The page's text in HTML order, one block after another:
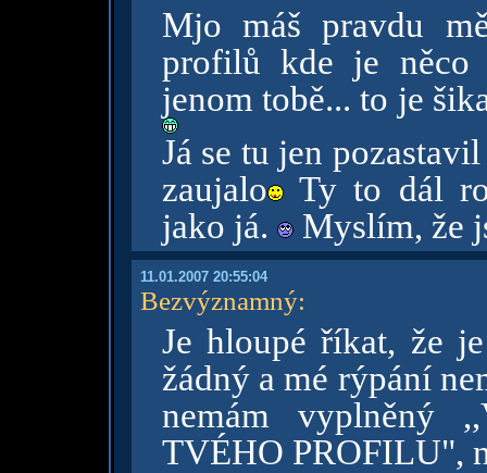
Mjo máš pravdu
profilů kde je něco
jenom tobě... to je
Já se tu jen
zaujalo Ty to dál
jako já.
Myslím, že
11.01.2007 20:55:04
Bezvýznamný:
Je hloupé říkat, že
žádný a mé rýpání
nemám vyplněný
TVÉHO PROFILU",